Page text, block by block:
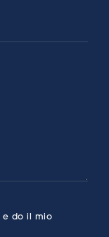
e do il mio